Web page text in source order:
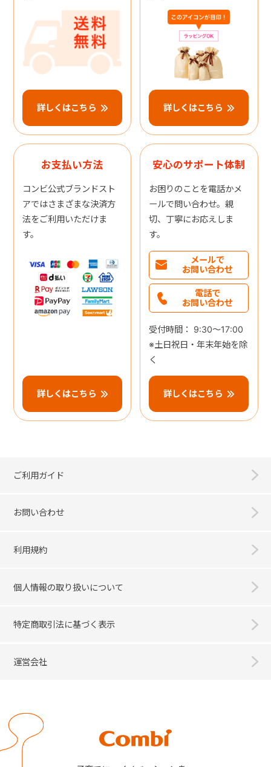
詳しくはこちら 詳しくはこちら
お支払い方法
コンビ公式ブランドスト
アではさまざまな決済方
法をご利用いただけま
す。
詳しくはこちら
安心のサポート体制
お困りのことを電話かメ
ールで問い合わせ。親
切、丁寧にお応えしま
す。
メールで
お問い合わせ
電話で
お問い合わせ
受付時間： 9:30～17:00
※土日祝日・年末年始を除
く
詳しくはこちら
ご利用ガイド
お問い合わせ
利用規約
個人情報の取り扱いについて
特定商取引法に基づく表示
運営会社